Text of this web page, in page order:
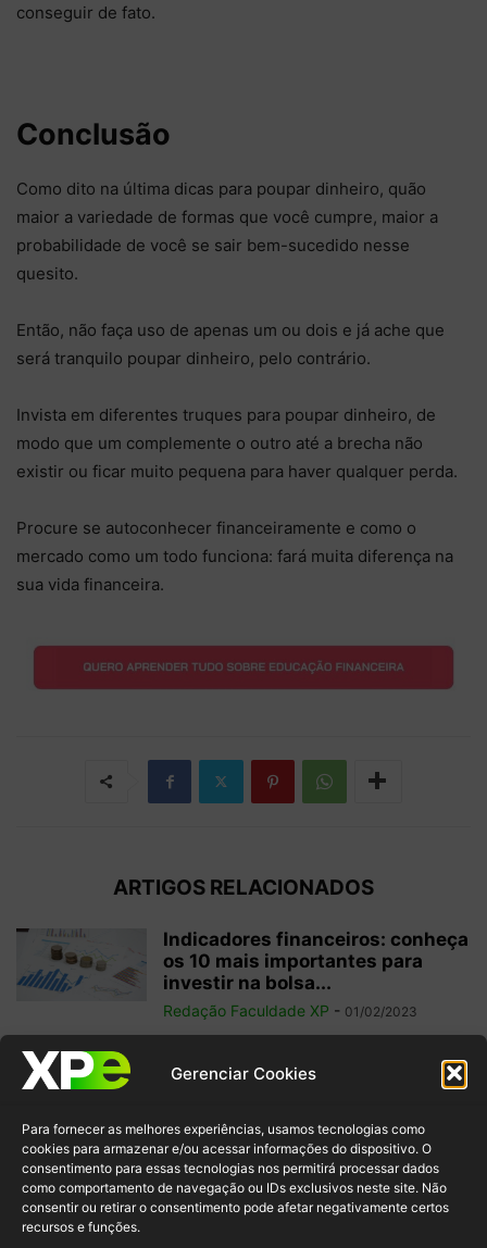
Gerenciar Cookies
Para fornecer as melhores experiências, usamos tecnologias como
cookies para armazenar e/ou acessar informações do dispositivo. O
consentimento para essas tecnologias nos permitirá processar dados
como comportamento de navegação ou IDs exclusivos neste site. Não
consentir ou retirar o consentimento pode afetar negativamente certos
recursos e funções.
conseguir de fato.
Conclusão
Como dito na última dicas para poupar dinheiro, quão
maior a variedade de formas que você cumpre, maior a
probabilidade de você se sair bem-sucedido nesse
quesito.
Então, não faça uso de apenas um ou dois e já ache que
será tranquilo poupar dinheiro, pelo contrário.
Invista em diferentes truques para poupar dinheiro, de
modo que um complemente o outro até a brecha não
existir ou ficar muito pequena para haver qualquer perda.
Procure se autoconhecer financeiramente e como o
mercado como um todo funciona: fará muita diferença na
sua vida financeira.
ARTIGOS RELACIONADOS
Indicadores financeiros: conheça
os 10 mais importantes para
investir na bolsa...
Redação Faculdade XP - 01/02/2023
Como começar a operar em
swing trade? 5 dicas para
Redação Faculdade XP - 31/01/2023
Free float: qual a importância
desse conceito para acionistas